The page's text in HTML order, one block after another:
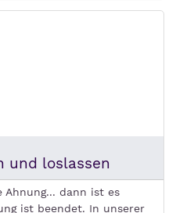
und loslassen
Ahnung... dann ist es
ist beendet. In unserer